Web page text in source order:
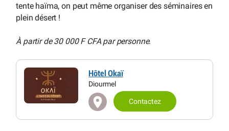
tente haïma, on peut même organiser des séminaires en
plein désert !
À partir de 30 000 F CFA par personne.
Hôtel Okaï
Diourmel
Contactez